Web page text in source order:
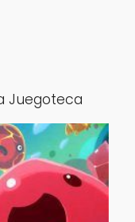
Juegoteca